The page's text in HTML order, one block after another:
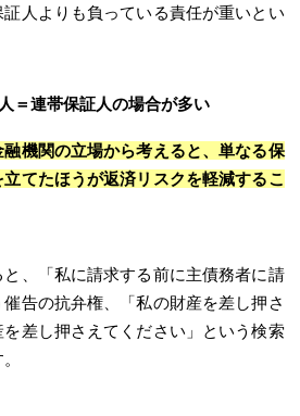
人よりも負っている責任が重いとい
＝連帯保証人の場合が多い
機関の立場から考えると、単なる保
てたほうが返済リスクを軽減するこ
、「私に請求する前に主債務者に請
告の抗弁権、「私の財産を差し押さ
差し押さえてください」という検索